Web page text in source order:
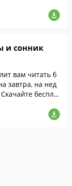
и сонник
вам читать б
завтра, на нед
беспла